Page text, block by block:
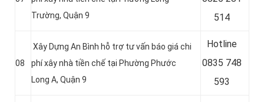
Trường, Quận 9
514
08
Xây Dựng An Bình hỗ trợ tư vấn báo giá chi
phí xây nhà tiền chế tại Phường Phước
Long A, Quận 9
Hotline
0835 748
593